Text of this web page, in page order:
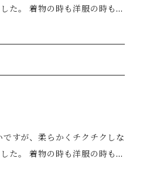
た。 着物の時も洋服の時もご
だけます。
た。 着物の時も洋服の時もご